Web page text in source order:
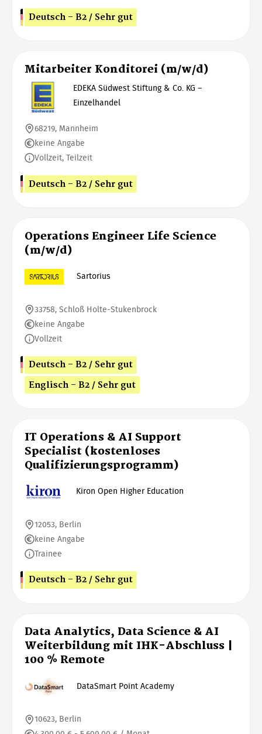
Deutsch - B2 / Sehr gut
Mitarbeiter Konditorei (m/w/d)
EDEKA Südwest Stiftung & Co. KG –
Einzelhandel
68219, Mannheim
keine Angabe
Vollzeit, Teilzeit
Deutsch - B2 / Sehr gut
Operations Engineer Life Science
(m/w/d)
Sartorius
33758, Schloß Holte-Stukenbrock
keine Angabe
Vollzeit
Deutsch - B2 / Sehr gut
Englisch - B2 / Sehr gut
IT Operations & AI Support
Specialist (kostenloses
Qualifizierungsprogramm)
Kiron Open Higher Education
12053, Berlin
keine Angabe
Trainee
Deutsch - B2 / Sehr gut
Data Analytics, Data Science & AI
Weiterbildung mit IHK-Abschluss |
100 % Remote
DataSmart Point Academy
10623, Berlin